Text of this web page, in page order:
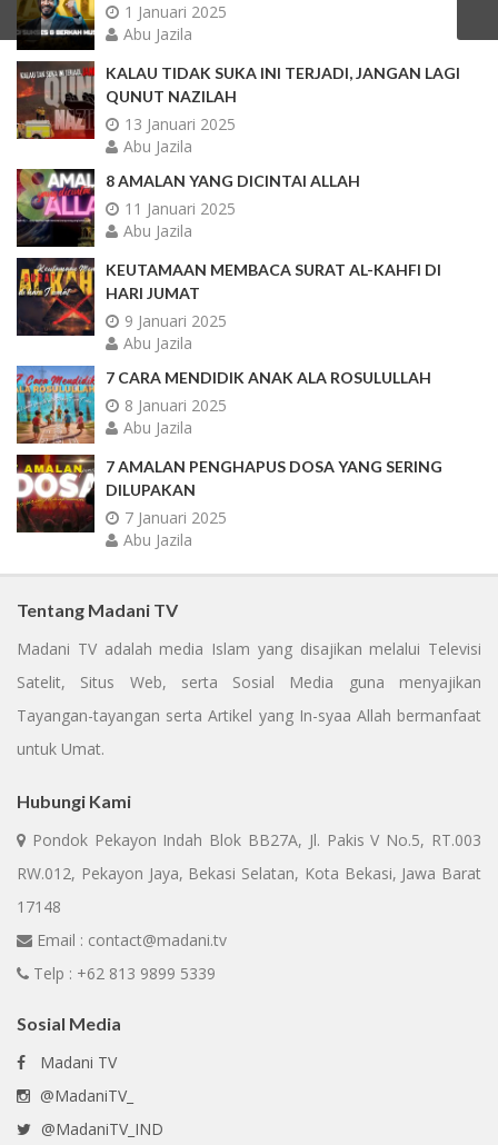
1 Januari 2025
Abu Jazila
KALAU TIDAK SUKA INI TERJADI, JANGAN LAGI
QUNUT NAZILAH
13 Januari 2025
Abu Jazila
8 AMALAN YANG DICINTAI ALLAH
11 Januari 2025
Abu Jazila
KEUTAMAAN MEMBACA SURAT AL-KAHFI DI
HARI JUMAT
9 Januari 2025
Abu Jazila
7 CARA MENDIDIK ANAK ALA ROSULULLAH
8 Januari 2025
Abu Jazila
7 AMALAN PENGHAPUS DOSA YANG SERING
DILUPAKAN
7 Januari 2025
Abu Jazila
Tentang Madani TV
Madani TV adalah media Islam yang disajikan melalui Televisi
Satelit, Situs Web, serta Sosial Media guna menyajikan
Tayangan-tayangan serta Artikel yang In-syaa Allah bermanfaat
untuk Umat.
Hubungi Kami
Pondok Pekayon Indah Blok BB27A, Jl. Pakis V No.5, RT.003
RW.012, Pekayon Jaya, Bekasi Selatan, Kota Bekasi, Jawa Barat
17148
Email : contact@madani.tv
Telp : +62 813 9899 5339
Sosial Media
Madani TV
@MadaniTV_
@MadaniTV_IND